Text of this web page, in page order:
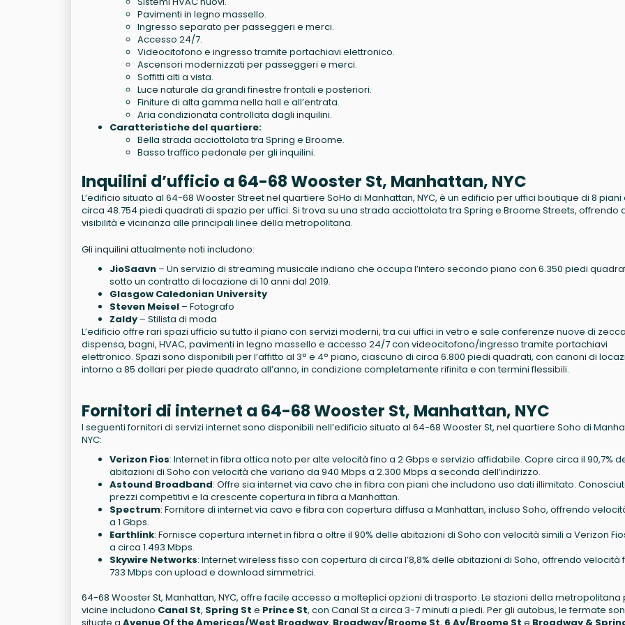
Pavimenti in legno massello.
Ingresso separato per passeggeri e merci.
Accesso 24/7.
Videocitofono e ingresso tramite portachiavi elettronico.
Ascensori modernizzati per passeggeri e merci.
Soffitti alti a vista.
Luce naturale da grandi finestre frontali e posteriori.
Finiture di alta gamma nella hall e all’entrata.
Aria condizionata controllata dagli inquilini.
Caratteristiche del quartiere:
Bella strada acciottolata tra Spring e Broome.
Basso traffico pedonale per gli inquilini.
Inquilini d’ufficio a 64-68 Wooster St, Manhattan, NYC
L’edificio situato al 64-68 Wooster Street nel quartiere SoHo di Manhattan, NYC, è un edificio per uffici boutique di 8 piani
circa 48.754 piedi quadrati di spazio per uffici. Si trova su una strada acciottolata tra Spring e Broome Streets, offrendo
visibilità e vicinanza alle principali linee della metropolitana.
Gli inquilini attualmente noti includono:
JioSaavn – Un servizio di streaming musicale indiano che occupa l’intero secondo piano con 6.350 piedi
sotto un contratto di locazione di 10 anni dal 2019.
Glasgow Caledonian University
Steven Meisel – Fotografo
Zaldy – Stilista di moda
L’edificio offre rari spazi ufficio su tutto il piano con servizi moderni, tra cui uffici in vetro e sale conferenze nuove di
dispensa, bagni, HVAC, pavimenti in legno massello e accesso 24/7 con videocitofono/ingresso tramite portachiavi
elettronico. Spazi sono disponibili per l’affitto al 3° e 4° piano, ciascuno di circa 6.800 piedi quadrati, con canoni di
intorno a 85 dollari per piede quadrato all’anno, in condizione completamente rifinita e con termini flessibili.
Fornitori di internet a 64-68 Wooster St, Manhattan, NYC
I seguenti fornitori di servizi internet sono disponibili nell’edificio situato al 64-68 Wooster St, nel quartiere Soho di
NYC:
Verizon Fios: Internet in fibra ottica noto per alte velocità fino a 2 Gbps e servizio affidabile. Copre circa il 90,7%
abitazioni di Soho con velocità che variano da 940 Mbps a 2.300 Mbps a seconda dell’indirizzo.
Astound Broadband: Offre sia internet via cavo che in fibra con piani che includono uso dati illimitato.
prezzi competitivi e la crescente copertura in fibra a Manhattan.
Spectrum: Fornitore di internet via cavo e fibra con copertura diffusa a Manhattan, incluso Soho, offrendo
a 1 Gbps.
Earthlink: Fornisce copertura internet in fibra a oltre il 90% delle abitazioni di Soho con velocità simili a Verizon
a circa 1.493 Mbps.
Skywire Networks: Internet wireless fisso con copertura di circa l’8,8% delle abitazioni di Soho, offrendo velocità
733 Mbps con upload e download simmetrici.
64-68 Wooster St, Manhattan, NYC, offre facile accesso a molteplici opzioni di trasporto. Le stazioni della metropolitana
vicine includono Canal St, Spring St e Prince St, con Canal St a circa 3-7 minuti a piedi. Per gli autobus, le fermate